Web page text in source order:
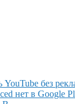
YouTube без
нет в Google